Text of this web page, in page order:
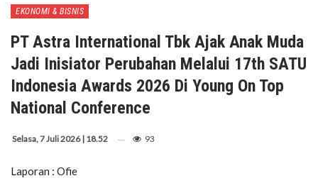
EKONOMI & BISNIS
PT Astra International Tbk Ajak Anak Muda
Jadi Inisiator Perubahan Melalui 17th SATU
Indonesia Awards 2026 Di Young On Top
National Conference
Selasa, 7 Juli 2026 | 18.52 93
Laporan : Ofie